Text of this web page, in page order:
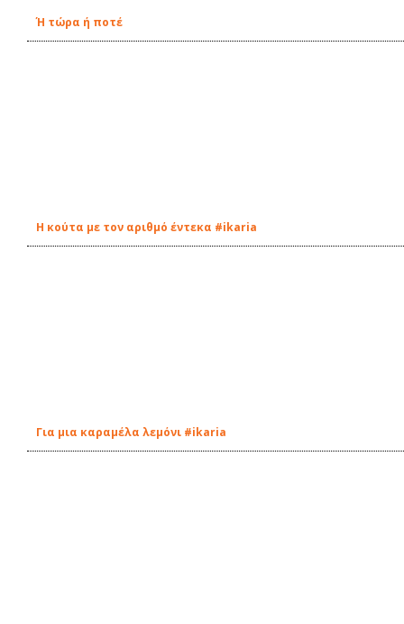
Ή τώρα ή ποτέ
Η κούτα με τον αριθμό έντεκα #ikaria
Για μια καραμέλα λεμόνι #ikaria